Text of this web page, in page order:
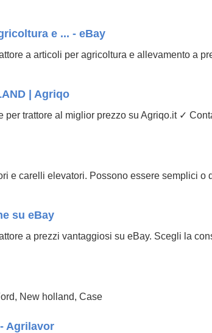
e ... - eBay
a articoli per agricoltura e allevamento a
| Agriqo
per trattore al miglior prezzo su Agriqo.it ✓
e carelli elevatori. Possono essere semplici o
su eBay
a prezzi vantaggiosi su eBay. Scegli la
New holland, Case
Agrilavor